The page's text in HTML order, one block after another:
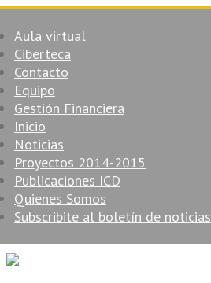
Aula virtual
Ciberteca
Contacto
Equipo
Gestión Financiera
Inicio
Noticias
Proyectos 2014-2015
Publicaciones ICD
Quienes Somos
Subscribite al boletín de noticias